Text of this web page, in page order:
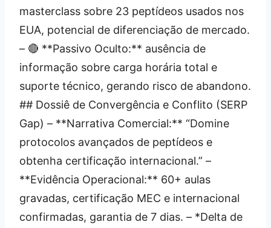
masterclass sobre 23 peptídeos usados nos
EUA, potencial de diferenciação de mercado.
– 🔴 **Passivo Oculto:** ausência de
informação sobre carga horária total e
suporte técnico, gerando risco de abandono.
## Dossiê de Convergência e Conflito (SERP
Gap) – **Narrativa Comercial:** “Domine
protocolos avançados de peptídeos e
obtenha certificação internacional.” –
**Evidência Operacional:** 60+ aulas
gravadas, certificação MEC e internacional
confirmadas, garantia de 7 dias. – *Delta de